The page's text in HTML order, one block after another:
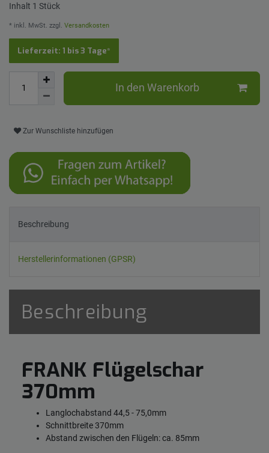
Inhalt 1 Stück
* inkl. MwSt. zzgl. Versandkosten
Lieferzeit: 1 bis 3 Tage*
In den Warenkorb
Zur Wunschliste hinzufügen
Beschreibung
Herstellerinformationen (GPSR)
Beschreibung
FRANK Flügelschar
370mm
Langlochabstand 44,5 - 75,0mm
Schnittbreite 370mm
Abstand zwischen den Flügeln: ca. 85mm